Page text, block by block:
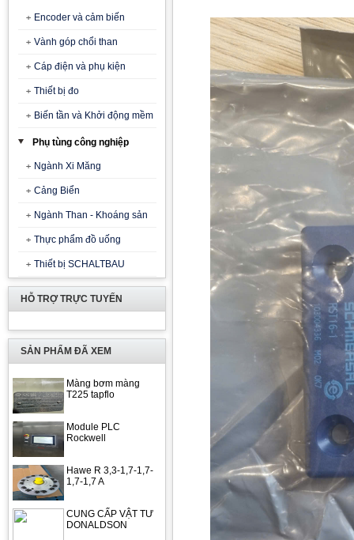
Encoder và cảm biến
Vành góp chổi than
Cáp điện và phụ kiện
Thiết bị đo
Biến tần và Khởi động mềm
Phụ tùng công nghiệp
Ngành Xi Măng
Cảng Biển
Ngành Than - Khoáng sản
Thực phẩm đồ uống
Thiết bị SCHALTBAU
HỖ TRỢ TRỰC TUYẾN
SẢN PHẨM ĐÃ XEM
Màng bơm màng
T225 tapflo
Module PLC
Rockwell
Hawe R 3,3-1,7-1,7-
1,7-1,7 A
CUNG CẤP VẬT TƯ
DONALDSON